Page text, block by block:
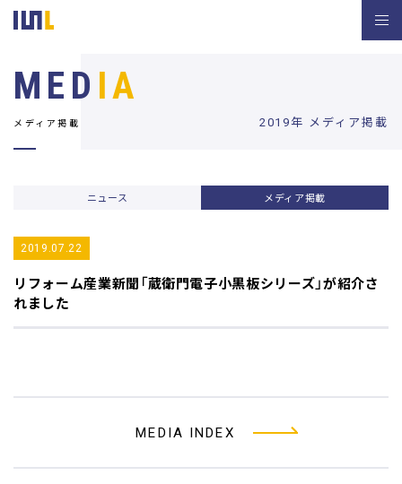
2019年 メディア掲載
MED IA
メディア掲載
ニュース メディア掲載
2019.07.22
リフォーム産業新聞 「蔵衛門電子小黒板シリーズ」が紹介さ
れました
MEDIA INDEX